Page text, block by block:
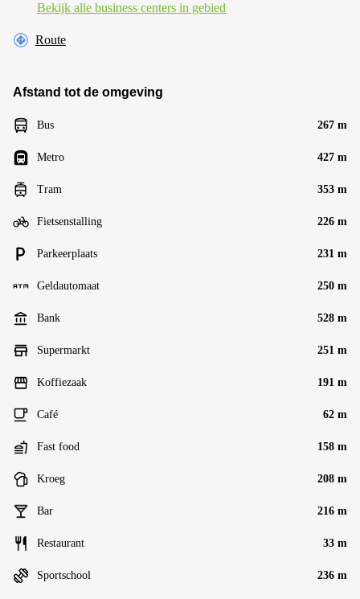
Bekijk alle business centers in gebied
Route
Afstand tot de omgeving
Bus 267 m
Metro 427 m
Tram 353 m
Fietsenstalling 226 m
Parkeerplaats 231 m
Geldautomaat 250 m
Bank 528 m
Supermarkt 251 m
Koffiezaak 191 m
Café 62 m
Fast food 158 m
Kroeg 208 m
Bar 216 m
Restaurant 33 m
Sportschool 236 m